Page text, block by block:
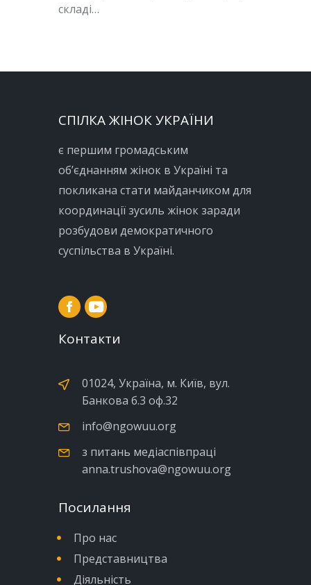
складі…
СПІЛКА ЖІНОК УКРАЇНИ
є першим громадським
об’єднанням жінок в Україні та
покликана стати майданчиком для
координації зусиль жінок заради
розбудови демократичного
суспільства в Україні.
Контакти
01024, Україна, м. Київ, вул.
Банкова б.3 оф.32
info@ngowuu.org
з питань медіаспівпраці
anna.trushova@ngowuu.org
Посилання
Про нас
Представництва
Діяльність